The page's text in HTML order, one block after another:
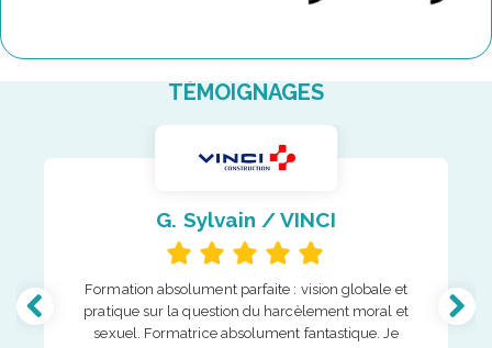
TÉMOIGNAGES
G. Sylvain / VINCI
Formation absolument parfaite : vision globale et
pratique sur la question du harcèlement moral et
sexuel. Formatrice absolument fantastique. Je